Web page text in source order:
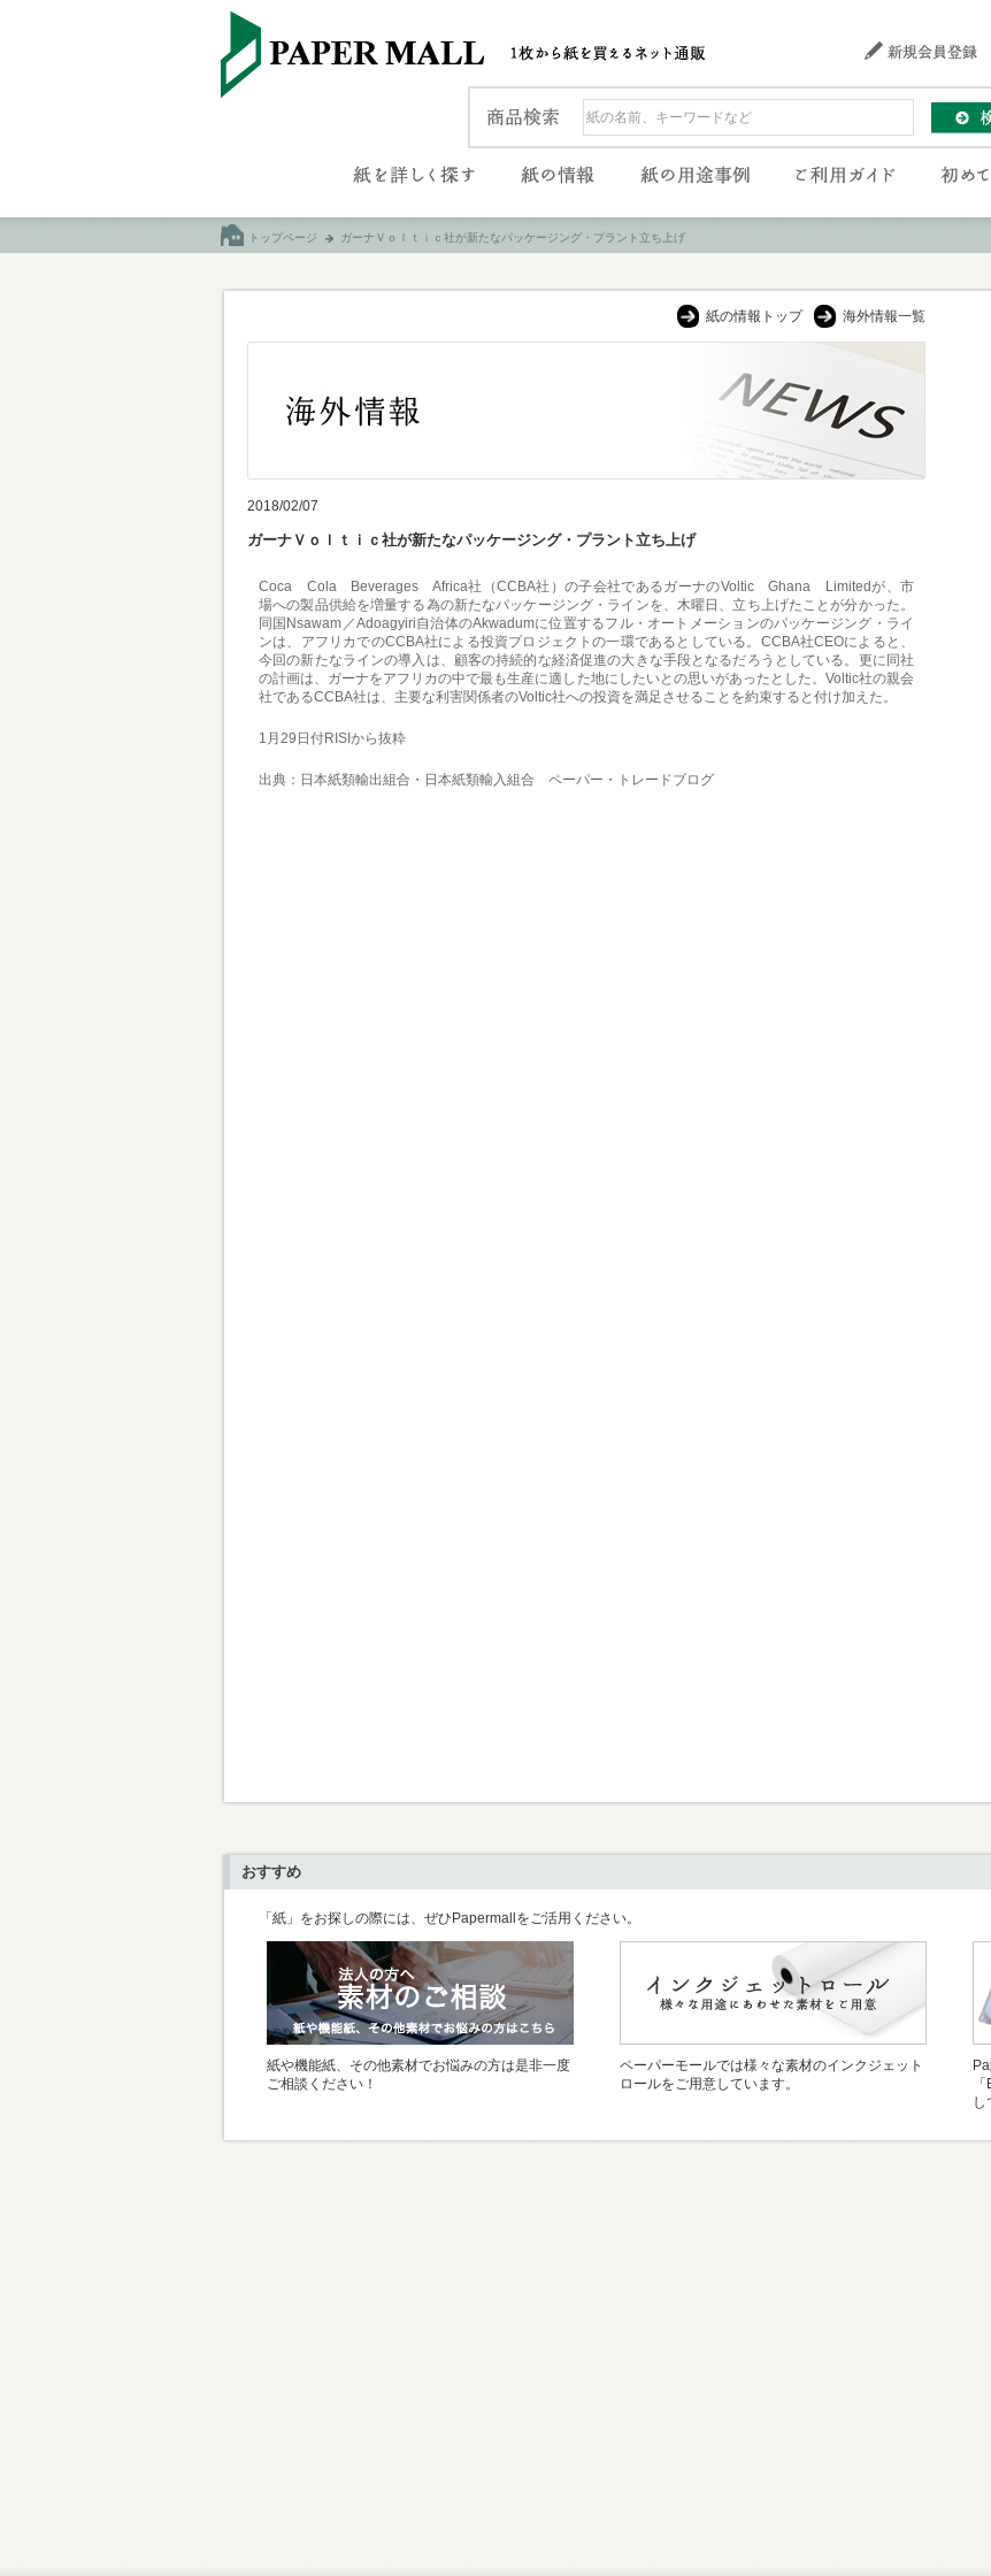
トップページ ガーナＶｏｌｔｉｃ社が新たなパッケージング・プラント立ち上げ
紙の情報トップ 海外情報一覧
2018/02/07
ガーナＶｏｌｔｉｃ社が新たなパッケージング・プラント立ち上げ
Coca Cola Beverages Africa社（CCBA社）の子会社であるガーナのVoltic Ghana Limitedが、市
場への製品供給を増量する為の新たなパッケージング・ラインを、木曜日、立ち上げたことが分かった。
同国Nsawam／Adoagyiri自治体のAkwadumに位置するフル・オートメーションのパッケージング・ライ
ンは、アフリカでのCCBA社による投資プロジェクトの一環であるとしている。CCBA社CEOによると、
今回の新たなラインの導入は、顧客の持続的な経済促進の大きな手段となるだろうとしている。更に同社
の計画は、ガーナをアフリカの中で最も生産に適した地にしたいとの思いがあったとした。 Voltic社の親会
社であるCCBA社は、主要な利害関係者のVoltic社への投資を満足させることを約束すると付け加えた。
1月29日付RISIから抜粋
出典：日本紙類輸出組合・日本紙類輸入組合 ペーパー・トレードブログ
おすすめ
「紙」をお探しの際には、ぜひPapermallをご活用ください。
紙や機能紙、その他素材でお悩みの方は是非一度
ご相談ください！
ペーパーモールでは様々な素材のインクジェット
ロールをご用意しています。
し